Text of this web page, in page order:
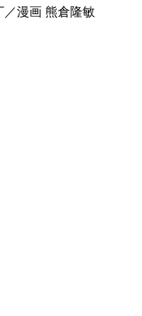
／漫画 熊倉隆敏